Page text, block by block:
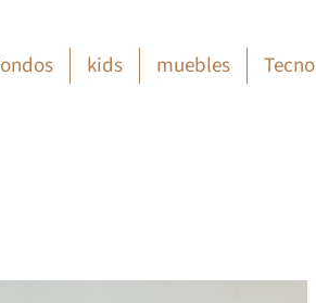
kids muebles Tecno